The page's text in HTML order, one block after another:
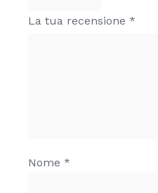
La tua recensione *
Nome *